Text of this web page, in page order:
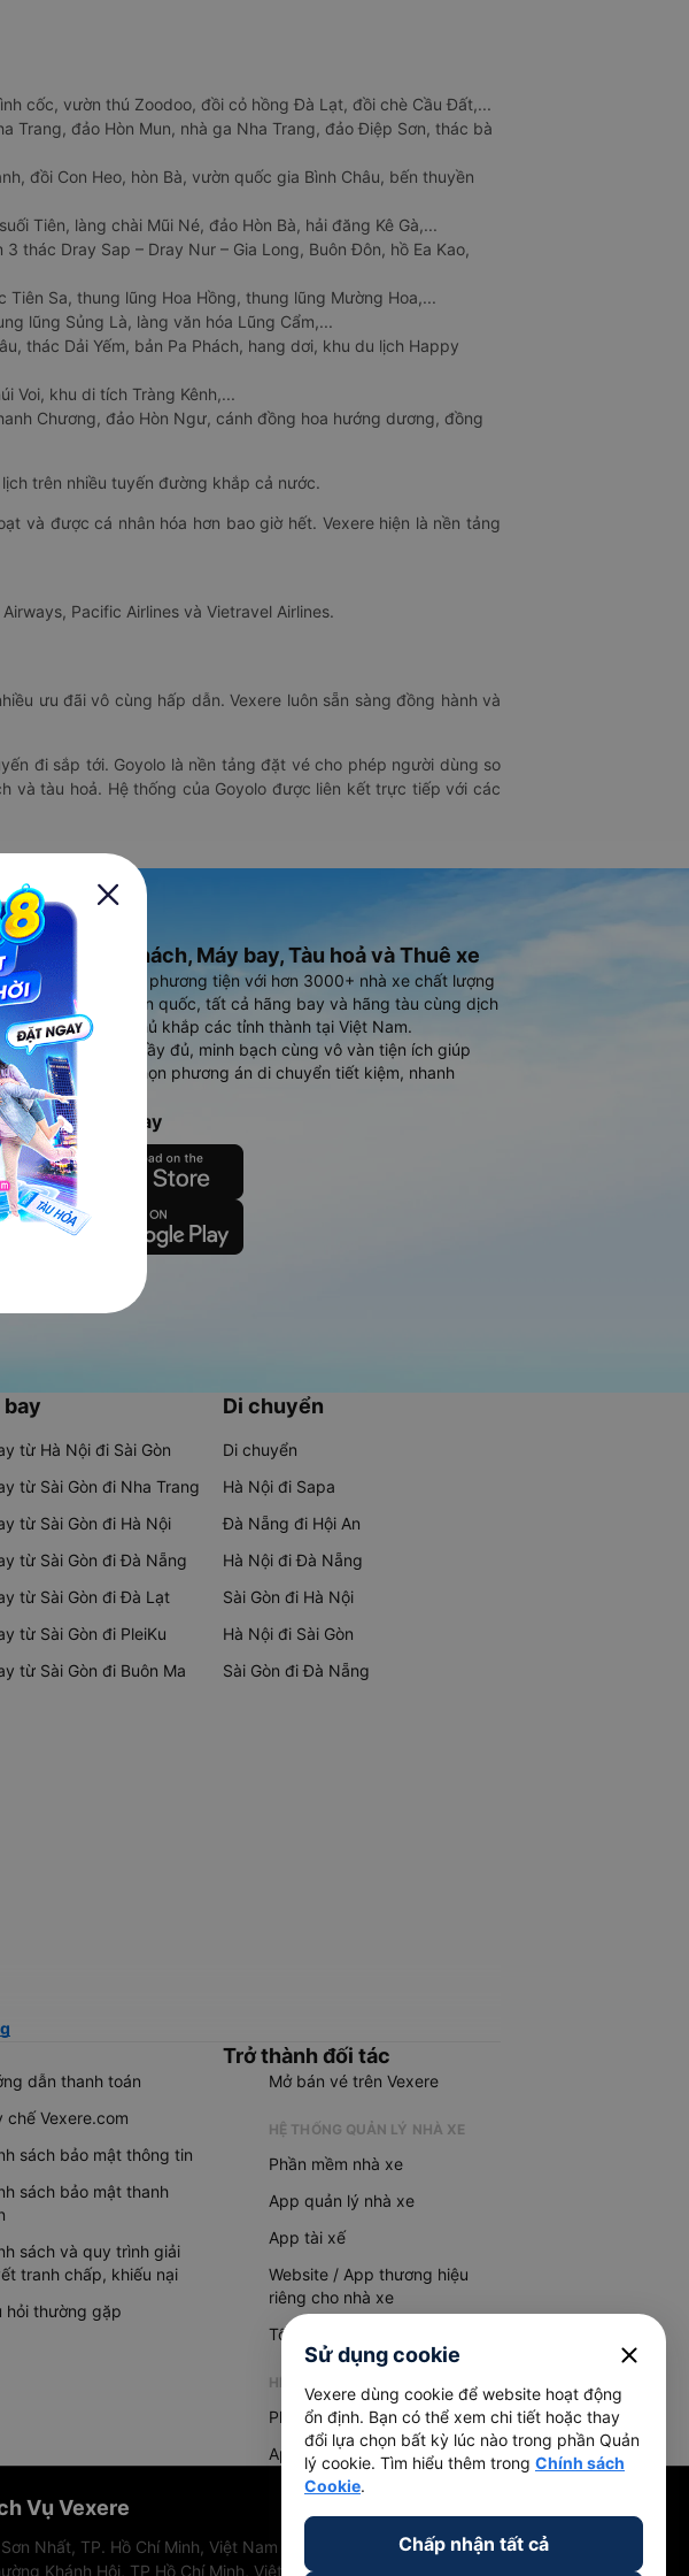
cốc, vườn thú Zoodoo, đồi cỏ hồng Đà Lạt, đồi chè Cầu Đất,...
Trang, đảo Hòn Mun, nhà ga Nha Trang, đảo Điệp Sơn, thác bà
đồi Con Heo, hòn Bà, vườn quốc gia Bình Châu, bến thuyền
Tiên, làng chài Mũi Né, đảo Hòn Bà, hải đăng Kê Gà,...
thác Dray Sap – Dray Nur – Gia Long, Buôn Đôn, hồ Ea Kao,
Sa, thung lũng Hoa Hồng, thung lũng Mường Hoa,...
lũng Sủng Là, làng văn hóa Lũng Cẩm,...
thác Dải Yếm, bản Pa Phách, hang dơi, khu du lịch Happy
Voi, khu di tích Tràng Kênh,...
Chương, đảo Hòn Ngư, cánh đồng hoa hướng dương, đồng
trên nhiều tuyến đường khắp cả nước.
và được cá nhân hóa hơn bao giờ hết. Vexere hiện là nền tảng
Pacific Airlines và Vietravel Airlines.
ưu đãi vô cùng hấp dẫn. Vexere luôn sẵn sàng đồng hành và
đi sắp tới. Goyolo là nền tảng đặt vé cho phép người dùng so
và tàu hoả. Hệ thống của Goyolo được liên kết trực tiếp với các
đặt vé Xe khách, Máy bay, Tàu hoả và Thuê xe
dụng đặt vé đa phương tiện với hơn 3000+ nhà xe chất lượng
tuyến đường toàn quốc, tất cả hãng bay và hãng tàu cùng dịch
máy, xe du lịch phủ khắp các tỉnh thành tại Việt Nam.
hiển thị thông tin đầy đủ, minh bạch cùng vô vàn tiện ích giúp
so sánh và lựa chọn phương án di chuyển tiết kiệm, nhanh
hợp nhất.
Vexere ngay
bay
từ Hà Nội đi Sài Gòn
từ Sài Gòn đi Nha Trang
từ Sài Gòn đi Hà Nội
từ Sài Gòn đi Đà Nẵng
từ Sài Gòn đi Đà Lạt
từ Sài Gòn đi PleiKu
từ Sài Gòn đi Buôn Ma
Di chuyển
Di chuyển
Hà Nội đi Sapa
Đà Nẵng đi Hội An
Hà Nội đi Đà Nẵng
Sài Gòn đi Hà Nội
Hà Nội đi Sài Gòn
Sài Gòn đi Đà Nẵng
dẫn thanh toán
chế Vexere.com
sách bảo mật thông tin
sách bảo mật thanh
sách và quy trình giải
tranh chấp, khiếu nại
hỏi thường gặp
Trở thành đối tác
Mở bán vé trên Vexere
HỆ THỐNG QUẢN LÝ NHÀ XE
Phần mềm nhà xe
App quản lý nhà xe
App tài xế
Website / App thương hiệu
riêng cho nhà xe
Tổng đài AI
HỆ THỐNG QUẢN LÝ HÀNG HOÁ
Phần mềm quản lý hàng hoá
App quản lý hàng hoá
Vụ Vexere
Nhất, TP. Hồ Chí Minh, Việt Nam
Khánh Hội, TP Hồ Chí Minh, Việt Nam
Sử dụng cookie close
Vexere dùng cookie để website hoạt động
ổn định. Bạn có thể xem chi tiết hoặc thay
đổi lựa chọn bất kỳ lúc nào trong phần Quản
lý cookie. Tìm hiểu thêm trong Chính sách
Cookie.
Chấp nhận tất cả